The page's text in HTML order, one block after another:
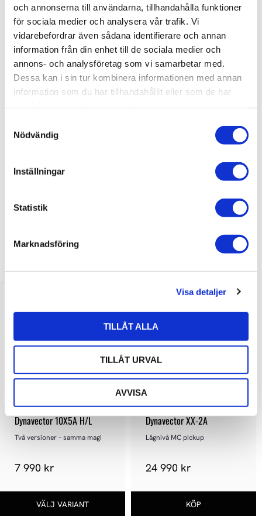
och annonserna till användarna, tillhandahålla funktioner
för sociala medier och analysera vår trafik. Vi
vidarebefordrar även sådana identifierare och annan
information från din enhet till de sociala medier och
annons- och analysföretag som vi samarbetar med.
Dessa kan i sin tur kombinera informationen med annan
information som du har tillhandahållit eller som de har
Nödvändig
Inställningar
Statistik
Marknadsföring
Visa detaljer
TILLÅT ALLA
TILLÅT URVAL
AVVISA
OMDÖMEN
7 990kr
Dynavector 10X5A H/L
Två versioner – samma magi
7 990 kr
Dynavector XX-2A
Lågnivå MC pickup
24 990 kr